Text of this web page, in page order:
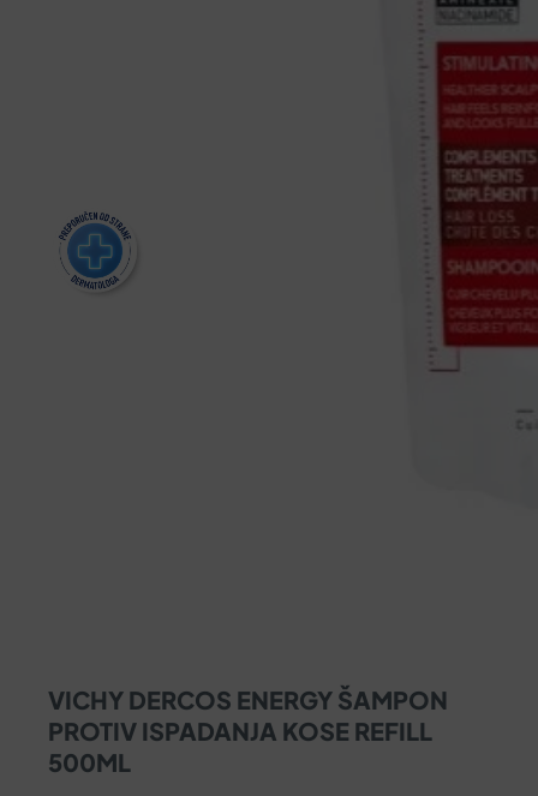
VICHY DERCOS ENERGY ŠAMPON
PROTIV ISPADANJA KOSE REFILL
500ML